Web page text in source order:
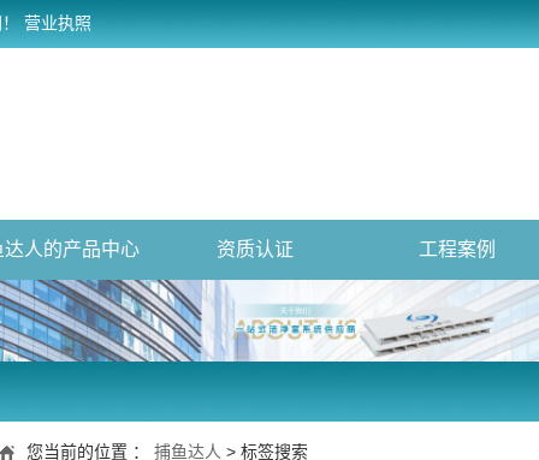
营业执照
达人的产品中心 资质认证 工程案例
您当前的位置 ： 捕鱼达人 > 标签搜索